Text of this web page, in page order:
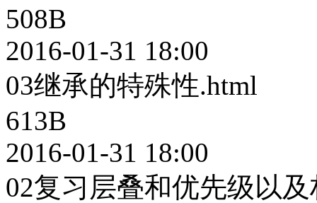
508B
2016-01-31 18:00
03继承的特殊性.html
613B
2016-01-31 18:00
02复习层叠和优先级以